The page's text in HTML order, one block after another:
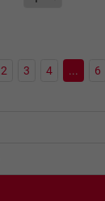
2 3 4 ... 6